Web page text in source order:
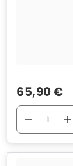
65,90 €